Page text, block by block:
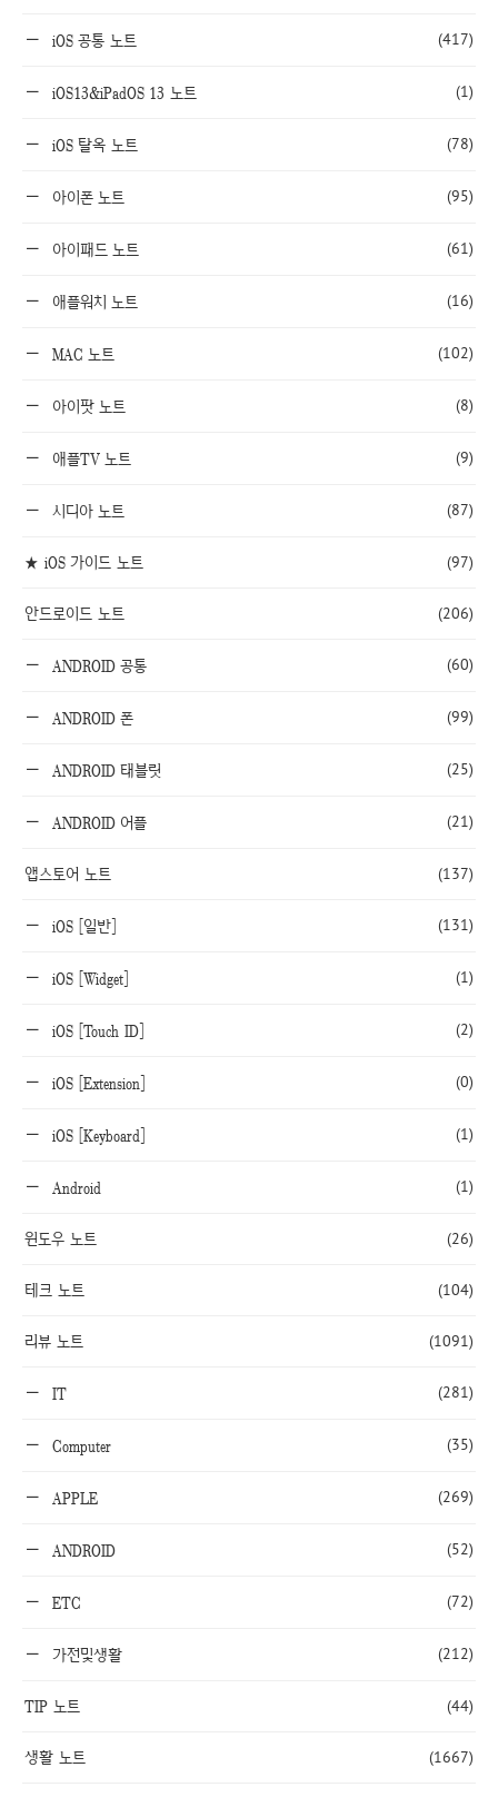
iOS 공통 노트 (417)
iOS13&iPadOS 13 노트 (1)
iOS 탈옥 노트 (78)
아이폰 노트 (95)
아이패드 노트 (61)
애플워치 노트 (16)
MAC 노트 (102)
아이팟 노트 (8)
애플TV 노트 (9)
시디아 노트 (87)
★ iOS 가이드 노트 (97)
안드로이드 노트 (206)
ANDROID 공통 (60)
ANDROID 폰 (99)
ANDROID 태블릿 (25)
ANDROID 어플 (21)
앱스토어 노트 (137)
iOS [일반] (131)
iOS [Widget] (1)
iOS [Touch ID] (2)
iOS [Extension] (0)
iOS [Keyboard] (1)
Android (1)
윈도우 노트 (26)
테크 노트 (104)
리뷰 노트 (1091)
IT (281)
Computer (35)
APPLE (269)
ANDROID (52)
ETC (72)
가전및생활 (212)
TIP 노트 (44)
생활 노트 (1667)